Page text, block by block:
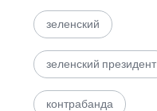
зеленский
зеленский президент
контрабанда